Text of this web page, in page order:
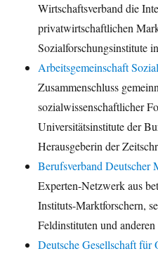
Wirtschaftsverband die
privatwirtschaftlichen
Sozialforschungsinstitute
Arbeitsgemeinschaft
Zusammenschluss
sozialwissenschaftlicher
Universitätsinstitute der
Herausgeberin der
Berufsverband Deutscher
Experten-Netzwerk aus
Instituts-Marktforschern,
Feldinstituten und
Deutsche Gesellschaft für